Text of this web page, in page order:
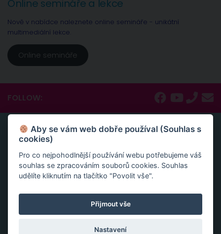
Online semináře a lekce
Nově v nabídce naleznete online semináře - unikátní
multimediální lekce.
Online semináře
FOLLOW:
ONLINE SEMINÁŘE A LEKCE
Nově v nabídce naleznete online semináře – unikátní
multimediální lekce, naprosto konkrétní návody a
inspirace.
Velká partnerská rekapitulace a restart vašeho vztahu
Slovy ke šťastnému vztahu
Aby se vám web dobře používal (Souhlas s
cookies)
Pro co nejpohodlnější používání webu potřebujeme váš
souhlas se zpracováním souborů cookies. Souhlas
udělíte kliknutím na tlačítko "Povolit vše".
Přijmout vše
Nastavení